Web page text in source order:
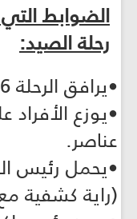
الضوابط التي
رحلة الصيد:
•يرافق الرحلة 6 من القادة والمساعدين.
عناصر.
•يحمل رئيس
(راية كشفية